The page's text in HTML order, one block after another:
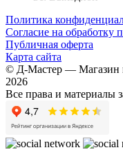
Политика
Согласие на обработку
Публичная оферта
Карта сайта
© Д-Мастер — Магазин
2026
Все права и материалы